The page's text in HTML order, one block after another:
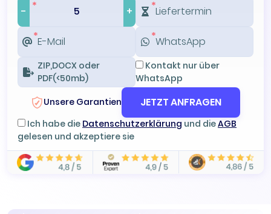
- +
ZIP,DOCX oder
PDF(<50mb)
Kontakt nur über
WhatsApp
Unsere Garantien
JETZT ANFRAGEN
Ich habe die Datenschutzerklärung und dieAGB
gelesen und akzeptiere sie